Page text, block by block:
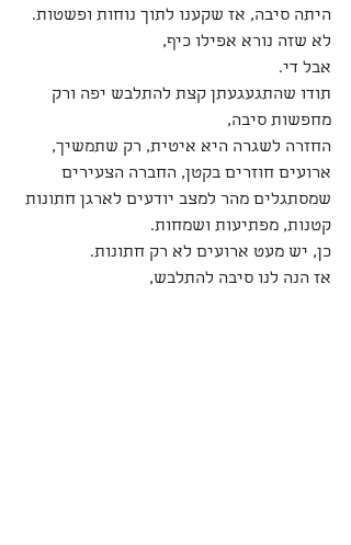
היתה סיבה, אז שקענו לתוך נוחות ופשטות.
לא שזה נורא אפילו כיף,
אבל די.
תודו שהתגעגעתן קצת להתלבש יפה ורק
מחפשות סיבה,
החזרה לשגרה היא איטית, רק שתמשיך,
ארועים חוזרים בקטן, החברה הצעירים
שמסתגלים מהר למצב יודעים לארגן חתונות
קטנות, מפתיעות ושמחות.
כן, יש מעט ארועים לא רק חתונות.
אז הנה לנו סיבה להתלבש,